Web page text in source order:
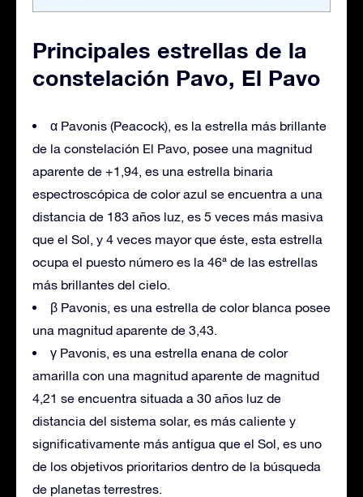
Principales estrellas de la
constelación Pavo, El Pavo
α Pavonis (Peacock), es la estrella más brillante
de la constelación El Pavo, posee una magnitud
aparente de +1,94, es una estrella binaria
espectroscópica de color azul se encuentra a una
distancia de 183 años luz, es 5 veces más masiva
que el Sol, y 4 veces mayor que éste, esta estrella
ocupa el puesto número es la 46ª de las estrellas
más brillantes del cielo.
β Pavonis, es una estrella de color blanca posee
una magnitud aparente de 3,43.
γ Pavonis, es una estrella enana de color
amarilla con una magnitud aparente de magnitud
4,21 se encuentra situada a 30 años luz de
distancia del sistema solar, es más caliente y
significativamente más antigua que el Sol, es uno
de los objetivos prioritarios dentro de la búsqueda
de planetas terrestres.